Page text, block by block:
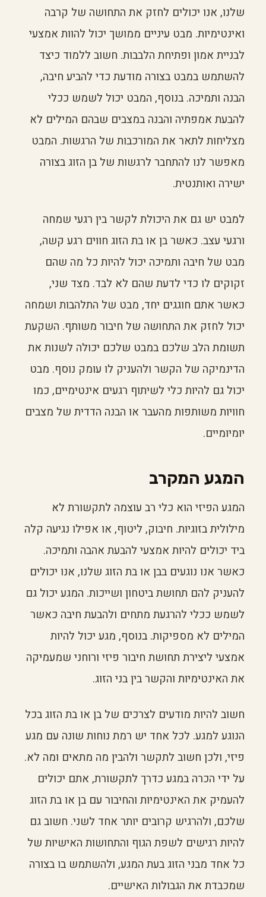
שלנו, אנו יכולים לחזק את התחושה של קרבה
ואינטימיות. מבט עיניים ממושך יכול להוות אמצעי
לבניית אמון ופתיחת הלבבות. חשוב ללמוד כיצד
להשתמש במבט בצורה מודעת כדי להביע חיבה,
הבנה ותמיכה. בנוסף, המבט יכול לשמש ככלי
להבעת אמפתיה והבנה במצבים שבהם המילים לא
מצליחות לתאר את המורכבות של הרגשות. המבט
מאפשר לנו להתחבר לרגשות של בן הזוג בצורה
ישירה ואותנטית.
למבט יש גם את היכולת לקשר בין רגעי שמחה
ורגעי עצב. כאשר בן או בת הזוג חווים רגע קשה,
מבט של חיבה ותמיכה יכול להיות כל מה שהם
זקוקים לו כדי לדעת שהם לא לבד. מצד שני,
כאשר אתם חוגגים יחד, מבט של התלהבות ושמחה
יכול לחזק את התחושה של חיבור משותף. השקעת
תשומת הלב שלכם במבט שלכם יכולה לשנות את
הדינמיקה של הקשר ולהעניק לו עומק נוסף. מבט
יכול גם להיות כלי לשיתוף רגעים אינטימיים, כמו
חוויות משותפות מהעבר או הבנה הדדית של מצבים
יומיומיים.
המגע המקרב
המגע הפיזי הוא כלי רב עוצמה לתקשורת לא
מילולית בזוגיות. חיבוק, ליטוף, או אפילו נגיעה קלה
ביד יכולים להיות אמצעי להבעת אהבה ותמיכה.
כאשר אנו נוגעים בבן או בת הזוג שלנו, אנו יכולים
להעניק להם תחושת ביטחון ושייכות. המגע יכול גם
לשמש ככלי להרגעת מתחים ולהבעת חיבה כאשר
המילים לא מספיקות. בנוסף, מגע יכול להיות
אמצעי ליצירת תחושת חיבור פיזי ורוחני שמעמיקה
את האינטימיות והקשר בין בני הזוג.
חשוב להיות מודעים לצרכים של בן או בת הזוג בכל
הנוגע למגע. לכל אחד יש רמת נוחות שונה עם מגע
פיזי, ולכן חשוב לתקשר ולהבין מה מתאים ומה לא.
על ידי הכרה במגע כדרך לתקשורת, אתם יכולים
להעמיק את האינטימיות והחיבור עם בן או בת הזוג
שלכם, ולהרגיש קרובים יותר אחד לשני. חשוב גם
להיות רגישים לשפת הגוף והתחושות האישיות של
כל אחד מבני הזוג בעת המגע, ולהשתמש בו בצורה
שמכבדת את הגבולות האישיים.